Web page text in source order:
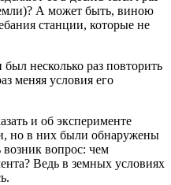
А может быть, виною
станции, которые не
несколько раз повторить
меняя условия его
и об эксперименте
но в них были обнаружены
вопрос: чем
Ведь в земных условиях